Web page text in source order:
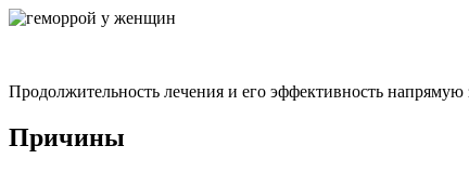
Продолжительность лечения и его эффективность
Причины